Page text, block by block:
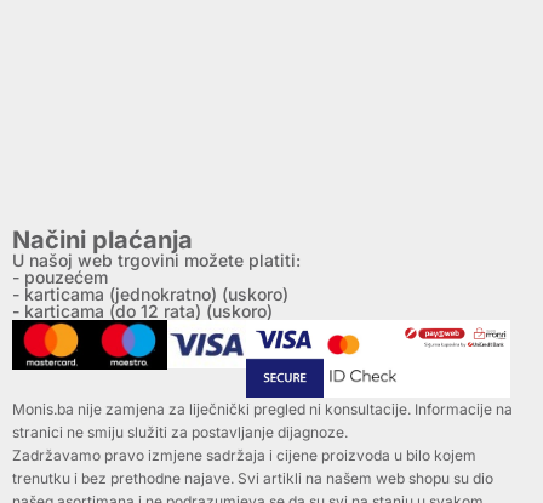
Načini plaćanja
U našoj web trgovini možete platiti:
- pouzećem
- karticama (jednokratno) (uskoro)
- karticama (do 12 rata) (uskoro)
Monis.ba nije zamjena za liječnički pregled ni konsultacije. Informacije na
stranici ne smiju služiti za postavljanje dijagnoze.
Zadržavamo pravo izmjene sadržaja i cijene proizvoda u bilo kojem
trenutku i bez prethodne najave. Svi artikli na našem web shopu su dio